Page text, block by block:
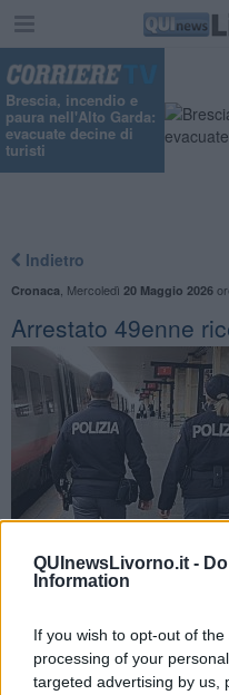
QUInewsLivorno.it -
Information
If you wish to opt-out of
processing of your
targeted advertising by us,
Brescia, incendio e
paura nell'Alto Garda:
evacuate decine di
turisti
Indietro
Cronaca Mercoledì 20 Maggio 2026
Arrestato 49enne
L'uomo risultava
individuato e arrestato